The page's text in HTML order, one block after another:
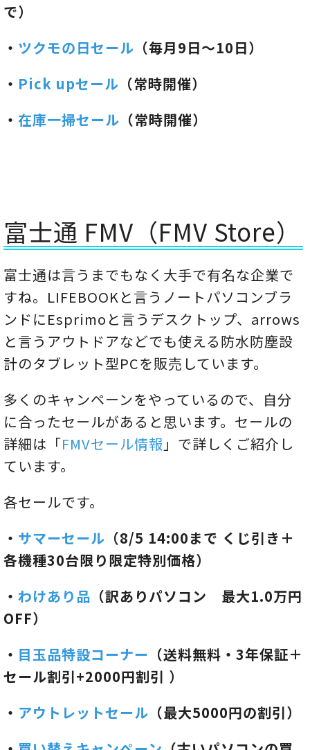
で）
・ ツクモの日セール （毎月9日～10日）
・ Pick upセール （常時開催）
・ 在庫一掃セール （常時開催）
富士通 FMV（FMV Store）
富士通は言うまでもなく大手で有名な企業で
すね。LIFEBOOKと言うノートパソコンブラ
ンドにEsprimoと言うデスクトップ、arrows
と言うアウトドアなどでも使える防水防塵設
計のタブレット型PCを販売しています。
多くのキャンペーンをやっているので、自分
に合ったセールがあると思います。セールの
詳細は「FMVセール情報 」で詳しくご紹介し
ています。
各セールです。
・ サマーセール （8/5 14:00まで くじ引き＋
各機種30台限り限定特別価格）
・ わけあり品 （訳ありパソコン 最大1.0万円
OFF）
・ 目玉品特設コーナー （送料無料・3年保証＋
セール割引+2000円割引 ）
・ アウトレットセール （最大5000円の割引）